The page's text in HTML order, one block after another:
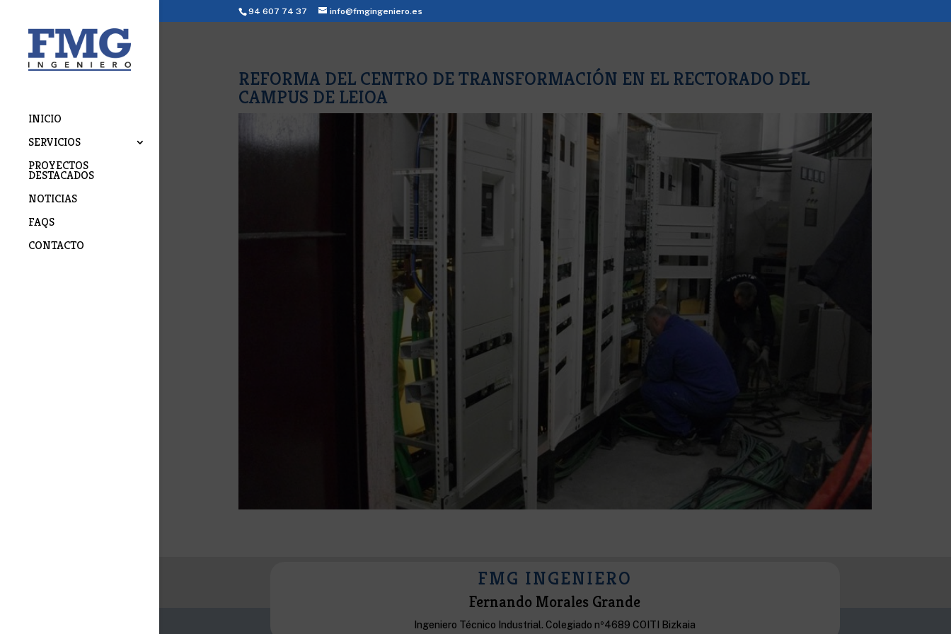
94 607 74 37 info@fmgingeniero.es
INICIO
SERVICIOS
PROYECTOS
DESTACADOS
NOTICIAS
FAQS
CONTACTO
REFORMA DEL CENTRO DE TRANSFORMACIÓN EN EL RECTORADO DEL
CAMPUS DE LEIOA
FMG INGENIERO
Fernando Morales Grande
Ingeniero Técnico Industrial. Colegiado nº4689 COITI Bizkaia